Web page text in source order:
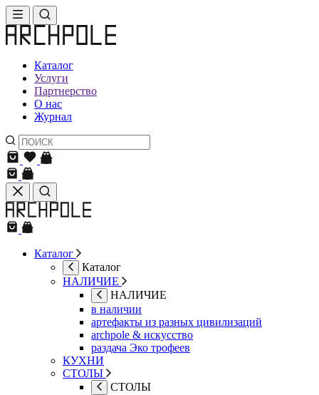
Каталог
Услуги
Партнерство
О нас
Журнал
Каталог
Каталог
НАЛИЧИЕ
НАЛИЧИЕ
в наличии
артефакты из разных цивилизаций
archpole & искусство
раздача Эко трофеев
КУХНИ
СТОЛЫ
СТОЛЫ